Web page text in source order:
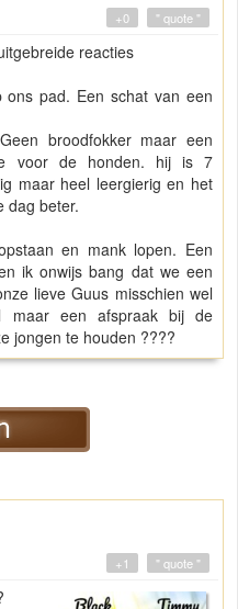
" quote "
+0
reacties
pad. Een schat van een
broodfokker maar een
voor de honden. hij is 7
maar heel leergierig en het
dag beter.
en mank lopen. Een
ik onwijs bang dat we een
lieve Guus misschien wel
maar een afspraak bij de
jongen te houden ????
" quote "
+1